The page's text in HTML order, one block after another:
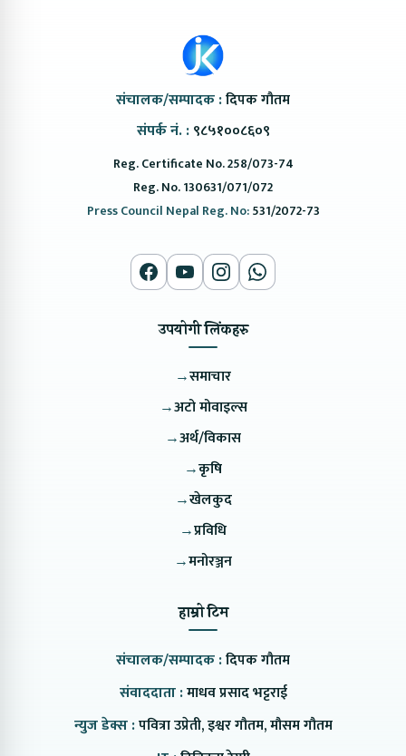
संचालक/सम्पादक :दिपक गौतम
संपर्क नं. : ९८५१००८६०९
Reg. Certificate No. 258/073-74
Reg. No. 130631/071/072
Press Council Nepal Reg. No:531/2072-73
उपयोगी लिंकहरु
→समाचार
→अटो मोवाइल्स
→अर्थ/विकास
→कृषि
→खेलकुद
→प्रविधि
→मनोरञ्जन
हाम्रो टिम
संचालक/सम्पादक :दिपक गौतम
संवाददाता :माधव प्रसाद भट्टराई
न्युज डेक्स :पवित्रा उप्रेती, इश्वर गौतम, मौसम गौतम